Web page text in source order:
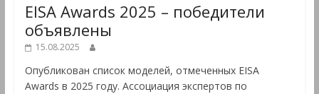
EISA Awards 2025 – победители
объявлены
15.08.2025
Опубликован список моделей, отмеченных EISA
Awards в 2025 году. Ассоциация экспертов по